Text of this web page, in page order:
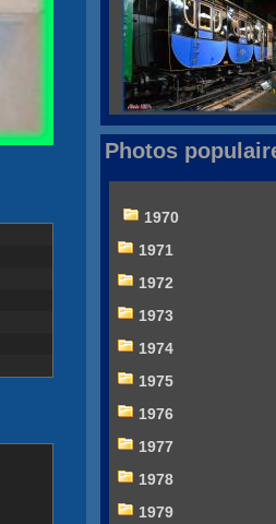
Photos
1970
1971
1972
1973
1974
1975
1976
1977
1978
1979